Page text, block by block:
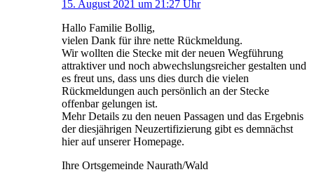
15. August 2021 um 21:27 Uhr
Hallo Familie Bollig,
vielen Dank für ihre nette Rückmeldung.
Wir wollten die Stecke mit der neuen Wegführung
attraktiver und noch abwechslungsreicher gestalten und
es freut uns, dass uns dies durch die vielen
Rückmeldungen auch persönlich an der Stecke
offenbar gelungen ist.
Mehr Details zu den neuen Passagen und das Ergebnis
der diesjährigen Neuzertifizierung gibt es demnächst
hier auf unserer Homepage.
Ihre Ortsgemeinde Naurath/Wald